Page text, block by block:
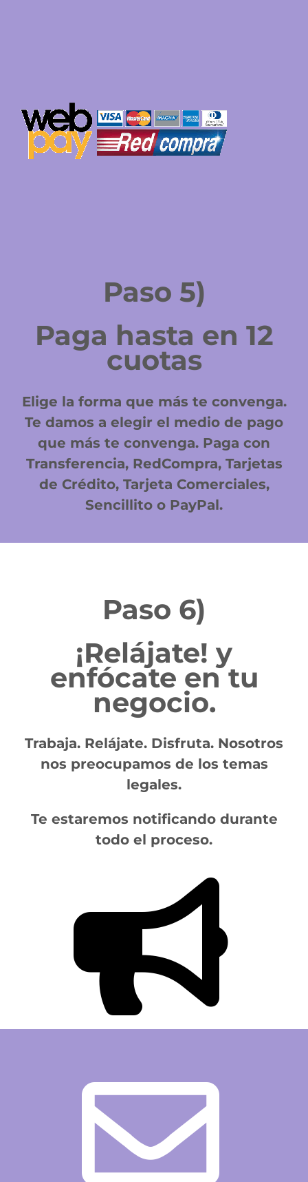
Paso 5)
Paga hasta en 12
cuotas
Elige la forma que más te convenga.
Te damos a elegir el medio de pago
que más te convenga. Paga con
Transferencia, RedCompra, Tarjetas
de Crédito, Tarjeta Comerciales,
Sencillito o PayPal.
Paso 6)
¡Relájate! y
enfócate en tu
negocio.
Trabaja. Relájate. Disfruta. Nosotros
nos preocupamos de los temas
legales.
Te estaremos notificando durante
todo el proceso.